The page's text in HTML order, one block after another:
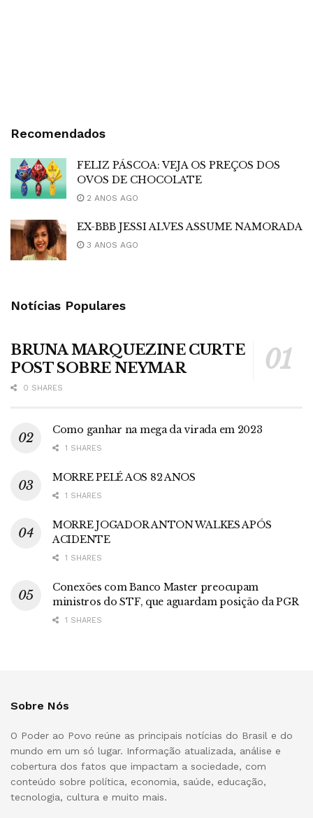
Recomendados
FELIZ PÁSCOA: VEJA OS PREÇOS DOS
OVOS DE CHOCOLATE
2 ANOS AGO
EX-BBB JESSI ALVES ASSUME NAMORADA
3 ANOS AGO
Notícias Populares
BRUNA MARQUEZINE CURTE
POST SOBRE NEYMAR
0 SHARES
Como ganhar na mega da virada em 2023
1 SHARES
MORRE PELÉ AOS 82 ANOS
1 SHARES
MORRE JOGADOR ANTON WALKES APÓS
ACIDENTE
1 SHARES
Conexões com Banco Master preocupam
ministros do STF, que aguardam posição da PGR
1 SHARES
Sobre Nós
O Poder ao Povo reúne as principais notícias do Brasil e do
mundo em um só lugar. Informação atualizada, análise e
cobertura dos fatos que impactam a sociedade, com
conteúdo sobre política, economia, saúde, educação,
tecnologia, cultura e muito mais.